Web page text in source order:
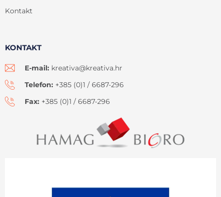
Kontakt
KONTAKT
E-mail: kreativa@kreativa.hr
Telefon: +385 (0)1 / 6687-296
Fax: +385 (0)1 / 6687-296